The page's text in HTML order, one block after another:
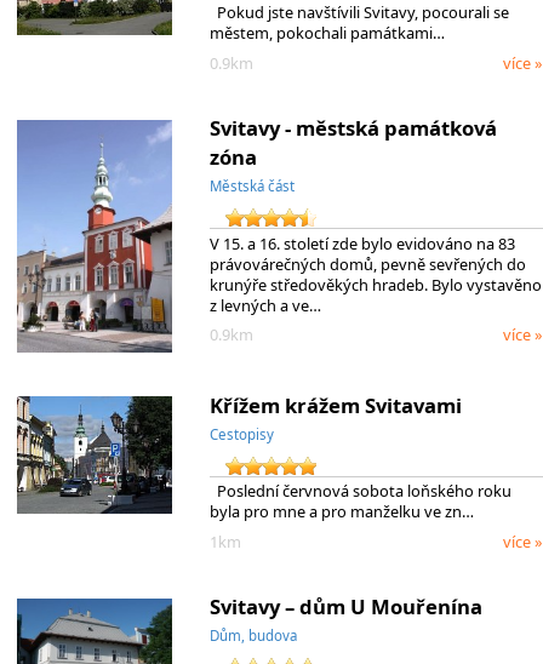
Pokud jste navštívili Svitavy, pocourali se
městem, pokochali památkami…
0.9km
více »
Svitavy - městská památková
zóna
Městská část
V 15. a 16. století zde bylo evidováno na 83
právovárečných domů, pevně sevřených do
krunýře středověkých hradeb. Bylo vystavěno
z levných a ve…
0.9km
více »
Křížem krážem Svitavami
Cestopisy
Poslední červnová sobota loňského roku
byla pro mne a pro manželku ve zn…
1km
více »
Svitavy – dům U Mouřenína
Dům, budova